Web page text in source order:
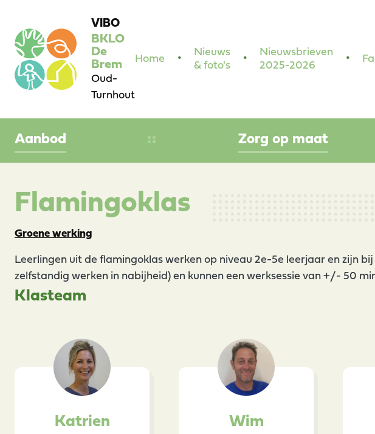
VIBO
BKLO
De
Brem
Oud-
Turnhout
Home
Nieuws
& foto's
Nieuwsbrieven
2025-2026
Aanbod Zorg op maat
Flamingoklas
Groene werking
Leerlingen uit de flamingoklas werken op niveau 2e-5e leerjaar en zijn
zelfstandig werken in nabijheid) en kunnen een werksessie van +/- 50
Klasteam
Katrien
Wim